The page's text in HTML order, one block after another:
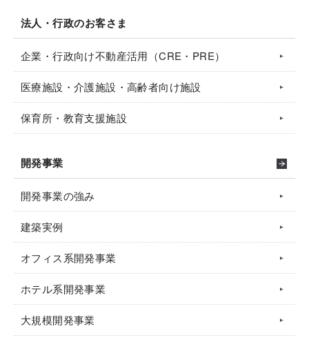
法人・行政のお客さま
企業・行政向け不動産活用（CRE・PRE）
医療施設・介護施設・高齢者向け施設
保育所・教育支援施設
開発事業
開発事業の強み
建築実例
オフィス系開発事業
ホテル系開発事業
大規模開発事業